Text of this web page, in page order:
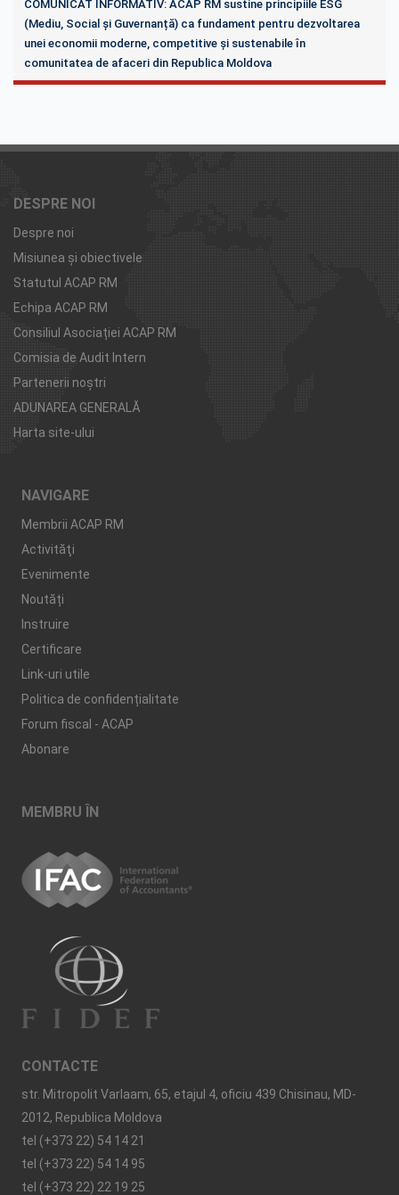
COMUNICAT INFORMATIV: ACAP RM sustine principiile ESG
(Mediu, Social și Guvernanță) ca fundament pentru dezvoltarea
unei economii moderne, competitive și sustenabile în
comunitatea de afaceri din Republica Moldova
DESPRE NOI
Despre noi
Misiunea şi obiectivele
Statutul ACAP RM
Echipa ACAP RM
Consiliul Asociației ACAP RM
Comisia de Audit Intern
Partenerii noştri
ADUNAREA GENERALĂ
Harta site-ului
NAVIGARE
Membrii ACAP RM
Activităţi
Evenimente
Noutăți
Instruire
Certificare
Link-uri utile
Politica de confidențialitate
Forum fiscal - ACAP
Abonare
MEMBRU ÎN
CONTACTE
str. Mitropolit Varlaam, 65, etajul 4, oficiu 439 Chisinau, MD-
2012, Republica Moldova
tel (+373 22) 54 14 21
tel (+373 22) 54 14 95
tel (+373 22) 22 19 25